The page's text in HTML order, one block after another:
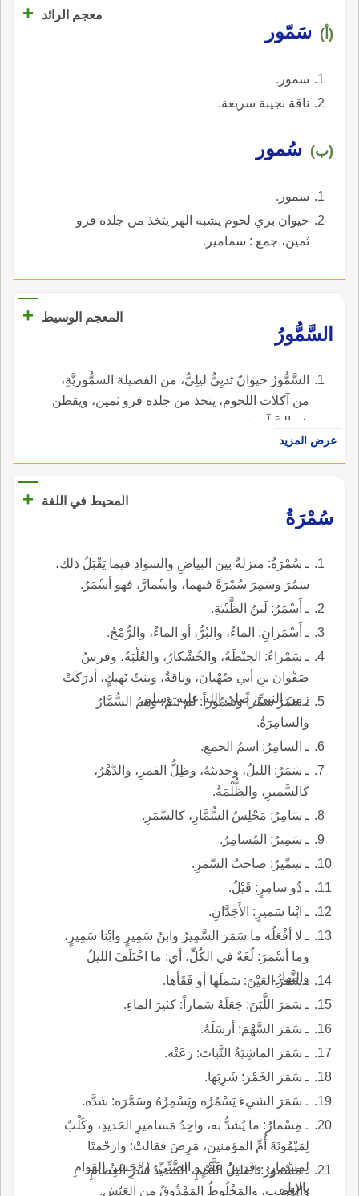
معجم الرائد +
(أ) سَمّور
سمور.
ناقة نجيبة سريعة.
(ب) سُمور
سمور.
حيوان بري لحوم يشبه الهر يتخذ من جلده فرو
ثمين، جمع : سمامير.
المعجم الوسيط
+
السَّمُّورُ
السَّمُّورُ حيوانٌ ثديِيٌّ ليلِيٌّ، من الفصيلة السمُّوريَّةِ،
من آكلات اللحوم، يتخذ من جلده فرو ثمين، ويقطن
شماليَّ آسية.
عرض المزيد
المحيط في اللغة
+
سُمْرَةُ
ـ سُمْرَةُ: منزلةٌ بين البياضِ والسوادِ فيما يَقْبَلُ ذلك،
سَمُرَ وسَمِرَ سُمْرَةً فيهما، واسْمارَّ، فهو أسْمَرُ.
ـ أَسْمَرُ: لَبَنُ الظَّبْيَةِ.
ـ أَسْمَرانِ: الماءُ، والبُرُّ، أو الماءُ، والرُّمْحُ.
ـ سَمْراءُ: الحِنْطَةُ، والخُشْكارُ، والعُلْبَةُ، وفرسُ
صَفْوانَ بنِ أبي صُهْبانَ، وناقةٌ، وبنتُ نَهِيكٍ، أدرَكَتْ
زمنَ النبيِّ، صلى الله عليه وسلم.
ـ سَمَرَ سَمْراً وسُمُوراً: لم يَنَمْ، وهمُ السُّمَّارُ
والسامِرَةُ.
ـ السامِرُ: اسمُ الجمعِ.
ـ سَمَرُ: الليلُ، وحديثهُ، وظِلُّ القمرِ، والدَّهْرُ،
كالسَّميرِ، والظُّلْمَةُ.
ـ سَامِرُ: مَجْلِسُ السُّمَّارِ، كالسَّمَرِ.
ـ سَمِيرُ: المُسامِرُ.
ـ سِمِّيرُ: صاحبُ السَّمَرِ.
ـ ذُو سامِرٍ: قَيْلٌ.
ـ ابْنا سَميرٍ: الأَجَدَّانِ.
ـ لا أفْعَلُه ما سَمَرَ السَّمِيرُ وابنُ سَمِيرٍ وابْنا سَمِيرٍ،
وما أسْمَرَ: لُغَةٌ في الكُلِّ، أي: ما اخْتَلَفَ الليلُ
والنَّهارُ.
ـ سَمَرَ العَيْنَ: سَمَلَها أو فَقَأها.
ـ سَمَرَ اللَّبَنَ: جَعَلَهُ سَماراً: كثيرَ الماءِ.
ـ سَمَرَ السَّهْمَ: أرسَلَهُ.
ـ سَمَرَ الماشِيَةُ النَّباتَ: رَعَتْه.
ـ سَمَرَ الخَمْرَ: شَرِبَها.
ـ سَمَرَ الشيءَ يَسْمُرُه ويَسْمِرُهُ وسَمَّرَه: شَدَّه.
ـ مِسْمارُ: ما يُشَدُّ به، واحِدُ مَساميرِ الحَديدِ، وكَلْبٌ
لِمَيْمُونَةَ أُمِّ المؤمنينَ، مَرِضَ فقالتْ: وارَحْمتَا
لِمِسْمارٍ، وفَرَسُ عَمْرٍو الضَّبِّيِّ، والحَسَنُ القِوَامِ
بالإِبِلِ.
ـ مَسْمورُ: القليلُ اللَّحْمِ، الشديدُ أسْرِ العِظامِ
والعَصَبِ، والمَخْلُوطُ المَمْذُوقُ من العَيْشِ.